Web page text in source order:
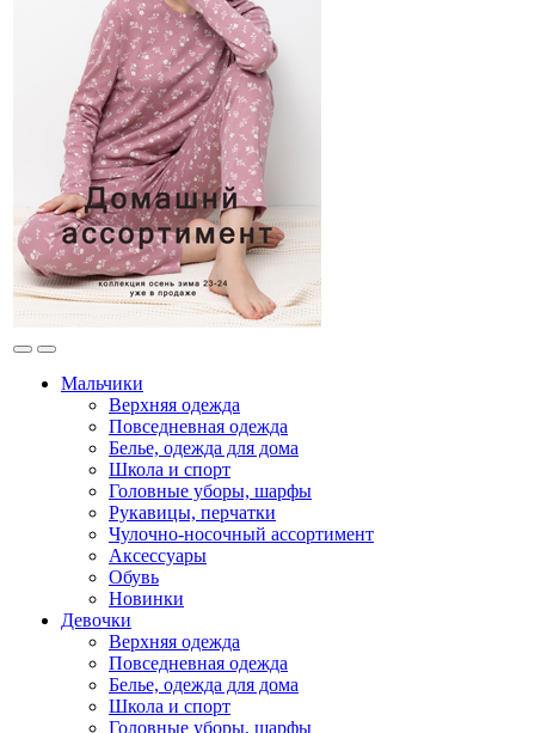
Мальчики
Верхняя одежда
Повседневная одежда
Белье, одежда для дома
Школа и спорт
Головные уборы, шарфы
Рукавицы, перчатки
Чулочно-носочный ассортимент
Аксессуары
Обувь
Новинки
Девочки
Верхняя одежда
Повседневная одежда
Белье, одежда для дома
Школа и спорт
Головные уборы, шарфы